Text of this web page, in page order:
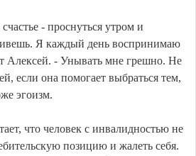
- проснуться утром и
Я каждый день воспринимаю
Алексей. - Унывать мне грешно. Не
если она помогает выбраться тем,
эгоизм.
что человек с инвалидностью не
позицию и жалеть себя.